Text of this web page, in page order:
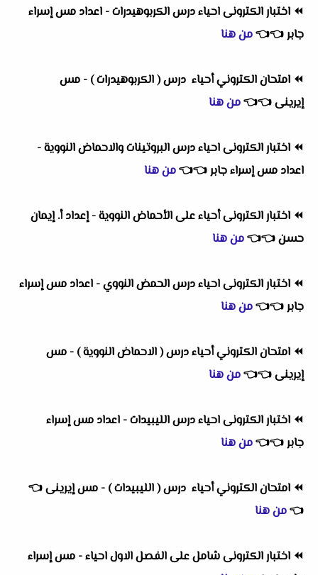
⏪ اختبار الكترونى احياء درس الكربوهيدرات - اعداد مس إسراء
جابر👈
👈من هنا
⏪ امتحان الكتروني أحياء درس ( الكربوهيدرات ) - مس
إيرينى👈
👈من هنا
⏪ اختبار الكترونى احياء درس البروتينات والاحماض النووية -
اعداد مس إسراء جابر👈
👈من هنا
⏪ اختبار الكترونى أحياء على الأحماض النووية - إعداد أ. إيمان
حسن👈
👈من هنا
⏪ اختبار الكترونى احياء درس الحمض النووي - اعداد مس إسراء
جابر👈
👈من هنا
⏪ امتحان الكتروني أحياء درس ( الاحماض النووية ) - مس
إيرينى👈
👈من هنا
⏪ اختبار الكترونى احياء درس الليبيدات - اعداد مس إسراء
جابر👈
👈من هنا
⏪ امتحان الكتروني أحياء درس ( الليبيدات ) - مس إيرينى👈
👈من هنا
⏪ اختبار الكترونى شامل على الفصل الاول احياء - مس إسراء